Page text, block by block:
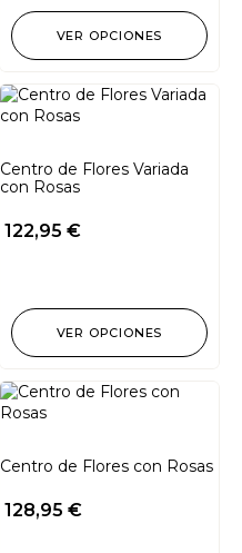
VER OPCIONES
Centro de Flores Variada
con Rosas
122,95 €
VER OPCIONES
Centro de Flores con Rosas
128,95 €